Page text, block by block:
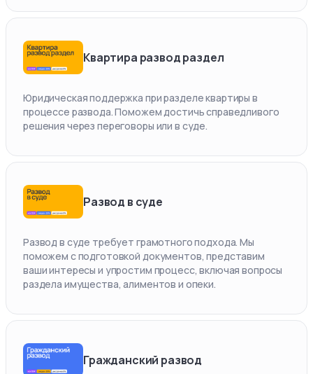
Квартира развод раздел
Юридическая поддержка при разделе квартиры в
процессе развода. Поможем достичь справедливого
решения через переговоры или в суде.
Развод в суде
Развод в суде требует грамотного подхода. Мы
поможем с подготовкой документов, представим
ваши интересы и упростим процесс, включая вопросы
раздела имущества, алиментов и опеки.
Гражданский развод